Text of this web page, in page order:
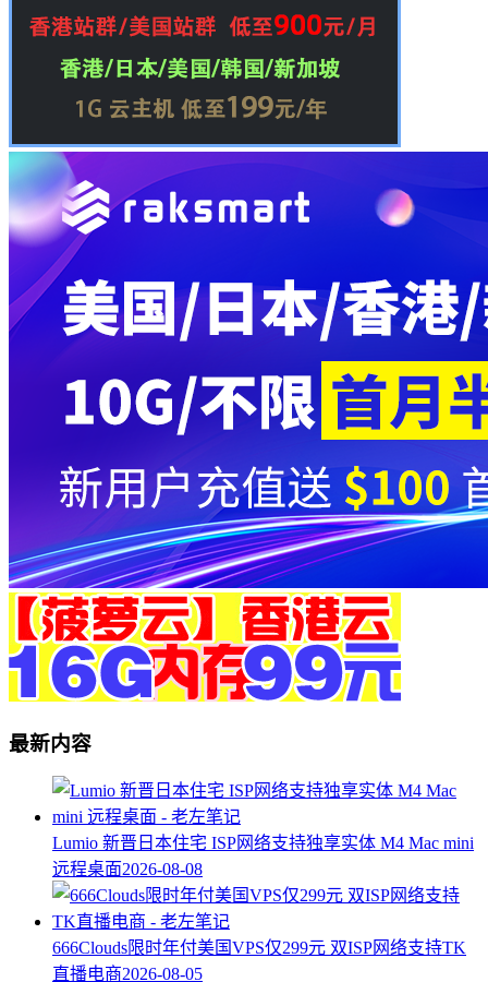
最新内容
Lumio 新晋日本住宅 ISP网络支持独享实体 M4 Mac mini
远程桌面2026-08-08
666Clouds限时年付美国VPS仅299元 双ISP网络支持TK
直播电商2026-08-05